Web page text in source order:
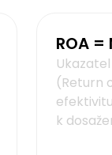
ROA
(Return
k